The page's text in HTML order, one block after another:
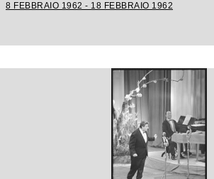
8 FEBBRAIO 1962 - 18 FEBBRAIO 1962